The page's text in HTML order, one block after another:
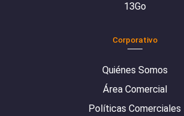
13Go
Corporativo
Quiénes Somos
Área Comercial
Políticas Comerciales